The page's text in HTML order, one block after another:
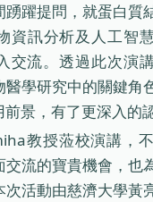
躍提問，就蛋白質
資訊分析及人工智
交流。透過此次演
學研究中的關鍵角
景，有了更深入的認
教授蒞校演講，
流的寶貴機會，也
活動由慈濟大學黃